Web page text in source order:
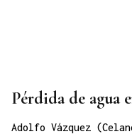
Pérdida de agua
Adolfo Vázquez